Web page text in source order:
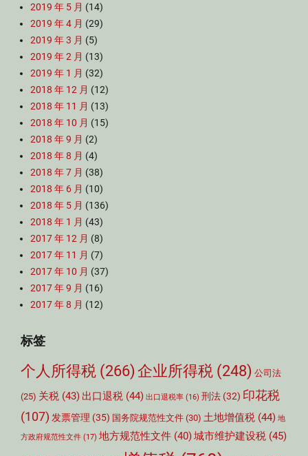
2019 年 5 月 (14)
2019 年 4 月 (29)
2019 年 3 月 (5)
2019 年 2 月 (13)
2019 年 1 月 (32)
2018 年 12 月 (12)
2018 年 11 月 (13)
2018 年 10 月 (15)
2018 年 9 月 (2)
2018 年 8 月 (4)
2018 年 7 月 (38)
2018 年 6 月 (10)
2018 年 5 月 (136)
2018 年 1 月 (43)
2017 年 12 月 (8)
2017 年 11 月 (7)
2017 年 10 月 (37)
2017 年 9 月 (16)
2017 年 8 月 (12)
标签
个人所得税 (266) 企业所得税 (248) 公司法
(25) 关税 (43) 出口退税 (44) 出口退税率 (16) 刑法 (32) 印花税
(107) 发票管理 (35) 国务院规范性文件 (30) 土地增值税 (44) 地
方政府规范性文件 (17) 地方规范性文件 (40)城市维护建设税 (45)